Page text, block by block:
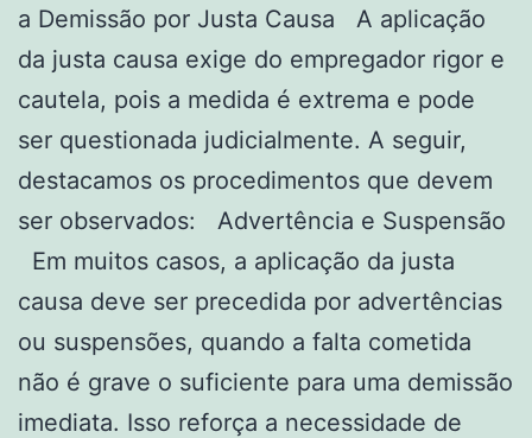
a Demissão por Justa Causa A aplicação
da justa causa exige do empregador rigor e
cautela, pois a medida é extrema e pode
ser questionada judicialmente. A seguir,
destacamos os procedimentos que devem
ser observados: Advertência e Suspensão
Em muitos casos, a aplicação da justa
causa deve ser precedida por advertências
ou suspensões, quando a falta cometida
não é grave o suficiente para uma demissão
imediata. Isso reforça a necessidade de